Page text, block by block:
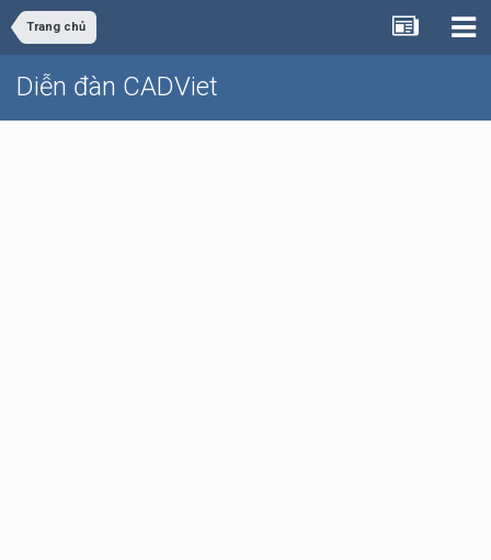
Trang chủ
Diễn đàn CADViet